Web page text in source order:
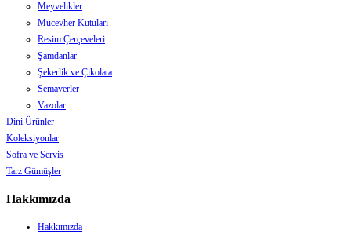
Meyvelikler
Mücevher Kutuları
Resim Çerçeveleri
Şamdanlar
Şekerlik ve Çikolata
Semaverler
Vazolar
Dini Ürünler
Koleksiyonlar
Sofra ve Servis
Tarz Gümüşler
Hakkımızda
Hakkımızda